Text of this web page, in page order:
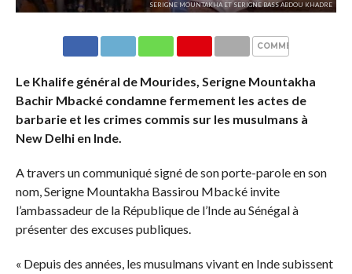
SERIGNE MOUNTAKHA ET SERIGNE BASS ABDOU KHADRE
COMMENTAIRES
Le Khalife général de Mourides, Serigne Mountakha
Bachir Mbacké condamne fermement les actes de
barbarie et les crimes commis sur les musulmans à
New Delhi en Inde.
A travers un communiqué signé de son porte-parole en son
nom, Serigne Mountakha Bassirou Mbacké invite
l’ambassadeur de la République de l’Inde au Sénégal à
présenter des excuses publiques.
« Depuis des années, les musulmans vivant en Inde subissent